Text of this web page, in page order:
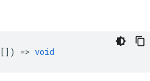
[]) => void